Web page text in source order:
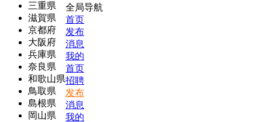
三重県
滋賀県
京都府
大阪府
兵庫県
奈良県
和歌山県
鳥取県
島根県
岡山県
全局导航
首页
发布
消息
我的
首页
招聘
发布
消息
我的